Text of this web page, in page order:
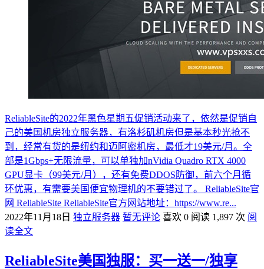
ReliableSite的2022年黑色星期五促销活动来了，依然是促销自
己的美国机房独立服务器，有洛杉矶机房但是基本秒光抢不
到，经常有货的是纽约和迈阿密机房，最低才19美元/月。全
部是1Gbps+无限流量，可以单独加nVidia Quadro RTX 4000
GPU显卡（99美元/月），还有免费DDOS防御，前六个月循
环优惠，有需要美国便宜物理机的不要错过了。 ReliableSite官
网 ReliableSite ReliableSite官方网站地址：https://www.re...
2022年11月18日 独立服务器 暂无评论 喜欢 0 阅读 1,897 次 阅
读全文
ReliableSite美国独服：买一送一/独享